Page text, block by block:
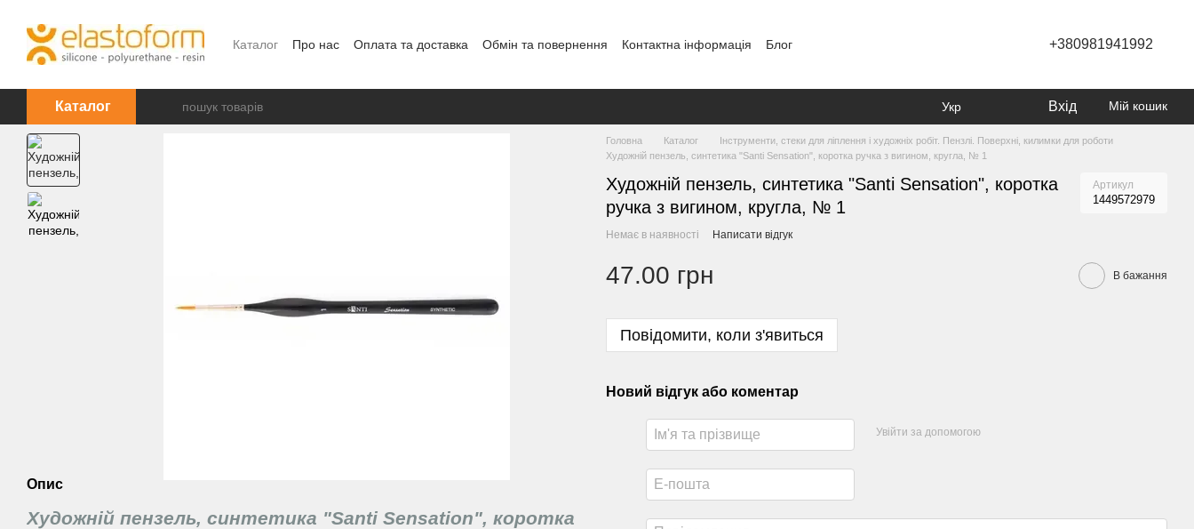
Каталог Про нас Оплата та доставка Обмін та повернення Контактна інформація Блог +380981941992
Каталог Укр Вхід Мій кошик
Опис
Художній пензель, синтетика "Santi Sensation", коротка
Головна Каталог
Інструменти, стеки для ліплення і художніх робіт. Пензлі. Поверхні, килимки для роботи
Художній пензель, синтетика "Santi Sensation", коротка ручка з вигином, кругла, № 1
Художній пензель, синтетика "Santi Sensation", коротка
ручка з вигином, кругла, № 1
Артикул
1449572979
Немає в наявності Написати відгук
47.00 грн В бажання
Повідомити, коли з'явиться
Новий відгук або коментар
Увійти за допомогою